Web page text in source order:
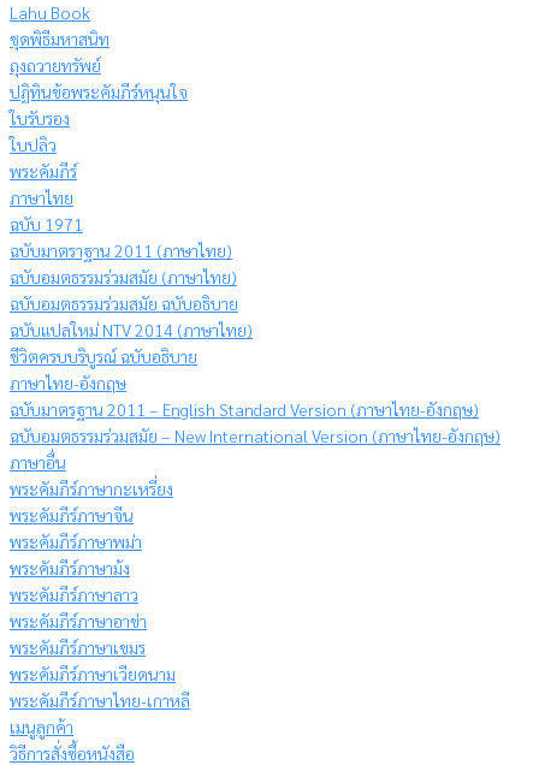
Lahu Book
ชุดพิธีมหาสนิท
ถุงถวายทรัพย์
ปฏิทินข้อพระคัมภีร์หนุนใจ
ใบรับรอง
ใบปลิว
พระคัมภีร์
ภาษาไทย
ฉบับ 1971
ฉบับมาตราฐาน 2011 (ภาษาไทย)
ฉบับอมตธรรมร่วมสมัย (ภาษาไทย)
ฉบับอมตธรรมร่วมสมัย ฉบับอธิบาย
ฉบับแปลใหม่ NTV 2014 (ภาษาไทย)
ชีวิตครบบริบูรณ์ ฉบับอธิบาย
ภาษาไทย-อังกฤษ
ฉบับมาตรฐาน 2011 – English Standard Version (ภาษาไทย-อังกฤษ)
ฉบับอมตธรรมร่วมสมัย – New International Version (ภาษาไทย-อังกฤษ)
ภาษาอื่น
พระคัมภีร์ภาษากะเหรี่ยง
พระคัมภีร์ภาษาจีน
พระคัมภีร์ภาษาพม่า
พระคัมภีร์ภาษาม้ง
พระคัมภีร์ภาษาลาว
พระคัมภีร์ภาษาอาข่า
พระคัมภีร์ภาษาเขมร
พระคัมภีร์ภาษาเวียดนาม
พระคัมภีร์ภาษาไทย-เกาหลี
เมนูลูกค้า
วิธีการสั่งซื้อหนังสือ